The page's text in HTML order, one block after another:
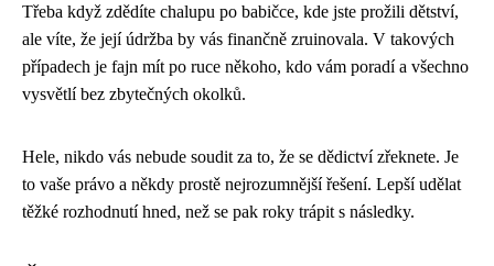
Třeba když zdědíte chalupu po babičce, kde jste prožili dětství,
ale víte, že její údržba by vás finančně zruinovala. V takových
případech je fajn mít po ruce někoho, kdo vám poradí a všechno
vysvětlí bez zbytečných okolků.
Hele, nikdo vás nebude soudit za to, že se dědictví zřeknete. Je
to vaše právo a někdy prostě nejrozumnější řešení. Lepší udělat
těžké rozhodnutí hned, než se pak roky trápit s následky.